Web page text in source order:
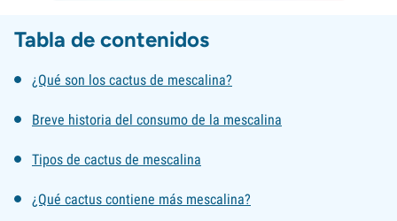
Tabla de contenidos
¿Qué son los cactus de mescalina?
Breve historia del consumo de la mescalina
Tipos de cactus de mescalina
¿Qué cactus contiene más mescalina?